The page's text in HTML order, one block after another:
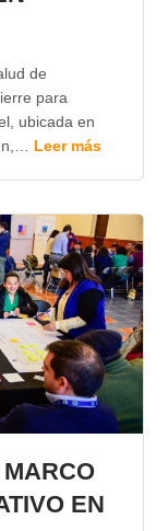
de
para
ubicada en
Leer más
EN